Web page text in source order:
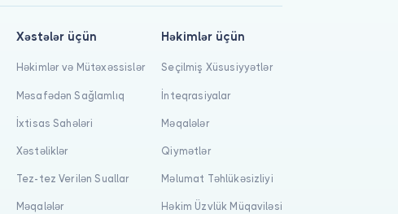
Xəstələr üçün
Həkimlər və Mütəxəssislər
Məsafədən Sağlamlıq
İxtisas Sahələri
Xəstəliklər
Tez-tez Verilən Suallar
Məqalələr
Həkimlər üçün
Seçilmiş Xüsusiyyətlər
İnteqrasiyalar
Məqalələr
Qiymətlər
Məlumat Təhlükəsizliyi
Həkim Üzvlük Müqaviləsi